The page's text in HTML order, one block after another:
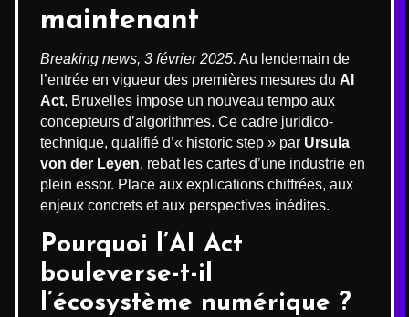
maintenant
Breaking news, 3 février 2025. Au lendemain de
l’entrée en vigueur des premières mesures du AI
Act, Bruxelles impose un nouveau tempo aux
concepteurs d’algorithmes. Ce cadre juridico-
technique, qualifié d’« historic step » par Ursula
von der Leyen, rebat les cartes d’une industrie en
plein essor. Place aux explications chiffrées, aux
enjeux concrets et aux perspectives inédites.
Pourquoi l’AI Act
bouleverse-t-il
l’écosystème numérique ?